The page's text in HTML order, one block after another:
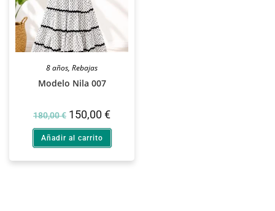
8 años, Rebajas
Modelo Nila 007
180,00€ 150,00 €
Añadir al carrito